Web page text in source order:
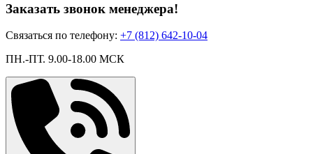
Заказать звонок менеджера!
Связаться по телефону: +7 (812) 642-10-04
ПН.-ПТ. 9.00-18.00 МСК